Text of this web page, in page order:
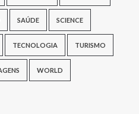
SAÚDE SCIENCE
TECNOLOGIA TURISMO
WORLD